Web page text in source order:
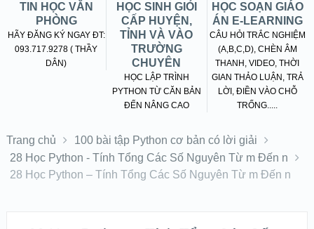
TIN HỌC VĂN
PHÒNG
HÃY ĐĂNG KÝ NGAY ĐT:
093.717.9278 ( THẦY
DÂN)
HỌC SINH GIỎI
CẤP HUYỆN,
TỈNH VÀ VÀO
TRƯỜNG
CHUYÊN
HỌC LẬP TRÌNH
PYTHON TỪ CĂN BẢN
ĐẾN NÂNG CAO
HỌC SOẠN GIÁO
ÁN E-LEARNING
CÂU HỎI TRẮC NGHIỆM
(A,B,C,D), CHÈN ÂM
THANH, VIDEO, THỜI
GIAN THẢO LUẬN, TRẢ
LỜI, ĐIỀN VÀO CHỖ
TRỐNG.....
Trang chủ
100 bài tập Python cơ bản có lời giải
28 Học Python - Tính Tổng Các Số Nguyên Từ m Đến n
28 Học Python – Tính Tổng Các Số Nguyên Từ m Đến n